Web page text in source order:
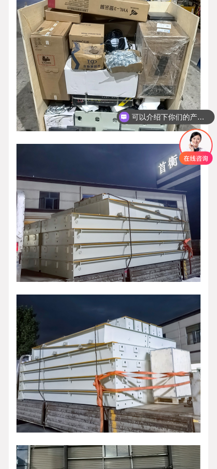
可以介绍下你们的产品么？